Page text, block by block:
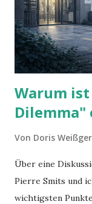
Warum
Von Doris
Über eine
Pierre Smits und
wichtigsten